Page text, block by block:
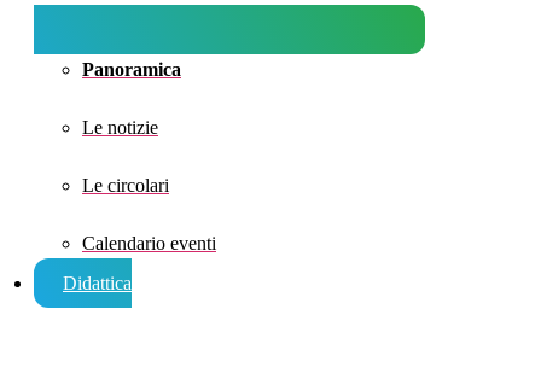
Panoramica
Le notizie
Le circolari
Calendario eventi
Didattica